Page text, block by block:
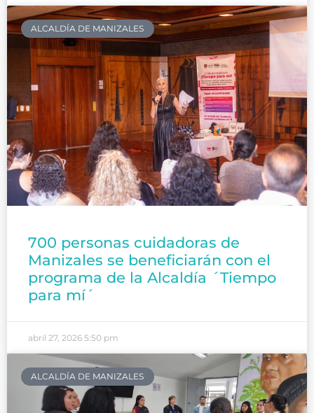
ALCALDÍA DE MANIZALES
700 personas cuidadoras de
Manizales se beneficiarán con el
programa de la Alcaldía ´Tiempo
para mí´
abril 27, 2026 5:50 pm
ALCALDÍA DE MANIZALES